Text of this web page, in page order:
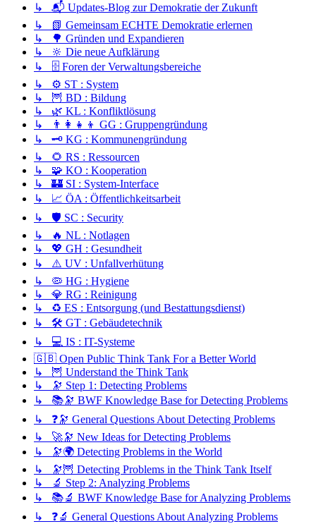
↳ 📬 Updates-Blog zur Demokratie der Zukunft
↳ 📗 Gemeinsam ECHTE Demokratie erlernen
↳ 🌳 Gründen und Expandieren
↳ 🔆 Die neue Aufklärung
↳ 🗄️ Foren der Verwaltungsbereiche
↳ ⚙️ ST : System
↳ 🦉 BD : Bildung
↳ 🌿 KL : Konfliktlösung
↳ 👨‍👩‍👧‍👦 GG : Gruppengründung
↳ 🗝️ KG : Kommunengründung
↳ 🌻 RS : Ressourcen
↳ 🧩 KO : Kooperation
↳ 🏰 SI : System-Interface
↳ 📈 ÖA : Öffentlichkeitsarbeit
↳ 🛡️ SC : Security
↳ 🔥 NL : Notlagen
↳ 💖 GH : Gesundheit
↳ ⚠️ UV : Unfallverhütung
↳ 🦠 HG : Hygiene
↳ 💎 RG : Reinigung
↳ ♻️ ES : Entsorgung (und Bestattungsdienst)
↳ 🛠️ GT : Gebäudetechnik
↳ 💻 IS : IT-Systeme
🇬🇧 Open Public Think Tank For a Better World
↳ 🦉 Understand the Think Tank
↳ 🔭 Step 1: Detecting Problems
↳ 📚🔭 BWF Knowledge Base for Detecting Problems
↳ ❓🔭 General Questions About Detecting Problems
↳ 🚀🔭 New Ideas for Detecting Problems
↳ 🔭🌍 Detecting Problems in the World
↳ 🔭🦉 Detecting Problems in the Think Tank Itself
↳ 🔬 Step 2: Analyzing Problems
↳ 📚🔬 BWF Knowledge Base for Analyzing Problems
↳ ❓🔬 General Questions About Analyzing Problems